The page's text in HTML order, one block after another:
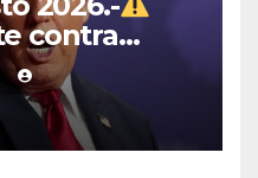
contra
otras